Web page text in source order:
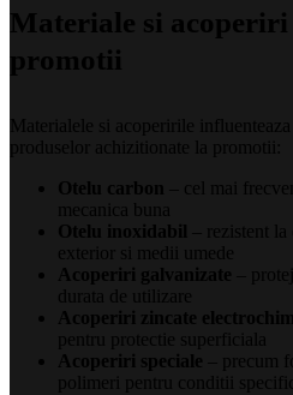
Materiale si
promotii
Materialele si acoperirile
produselor achizitionate la promotii:
Otelu carbon
– cel mai
mecanica buna
Otelu inoxidabil – rezistent
exterior si medii umede
Acoperiri galvanizate –
durata de utilizare
Acoperiri zincate
pentru protectie superficiala
Acoperiri speciale – precum
polimeri pentru conditii